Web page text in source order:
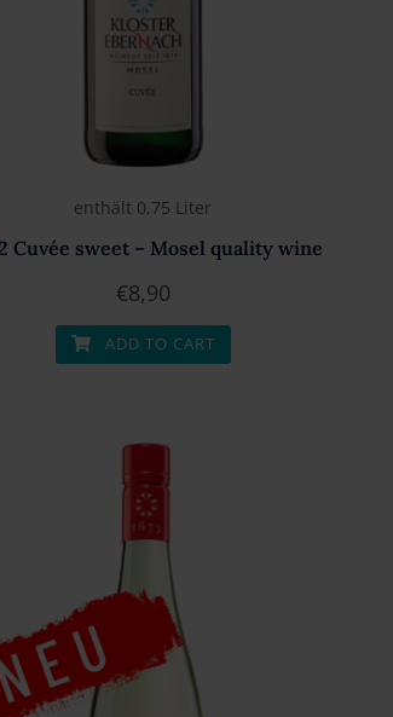
enthält 0,75 Liter
Cuvée sweet – Mosel quality wine
€8,90
ADD TO CART